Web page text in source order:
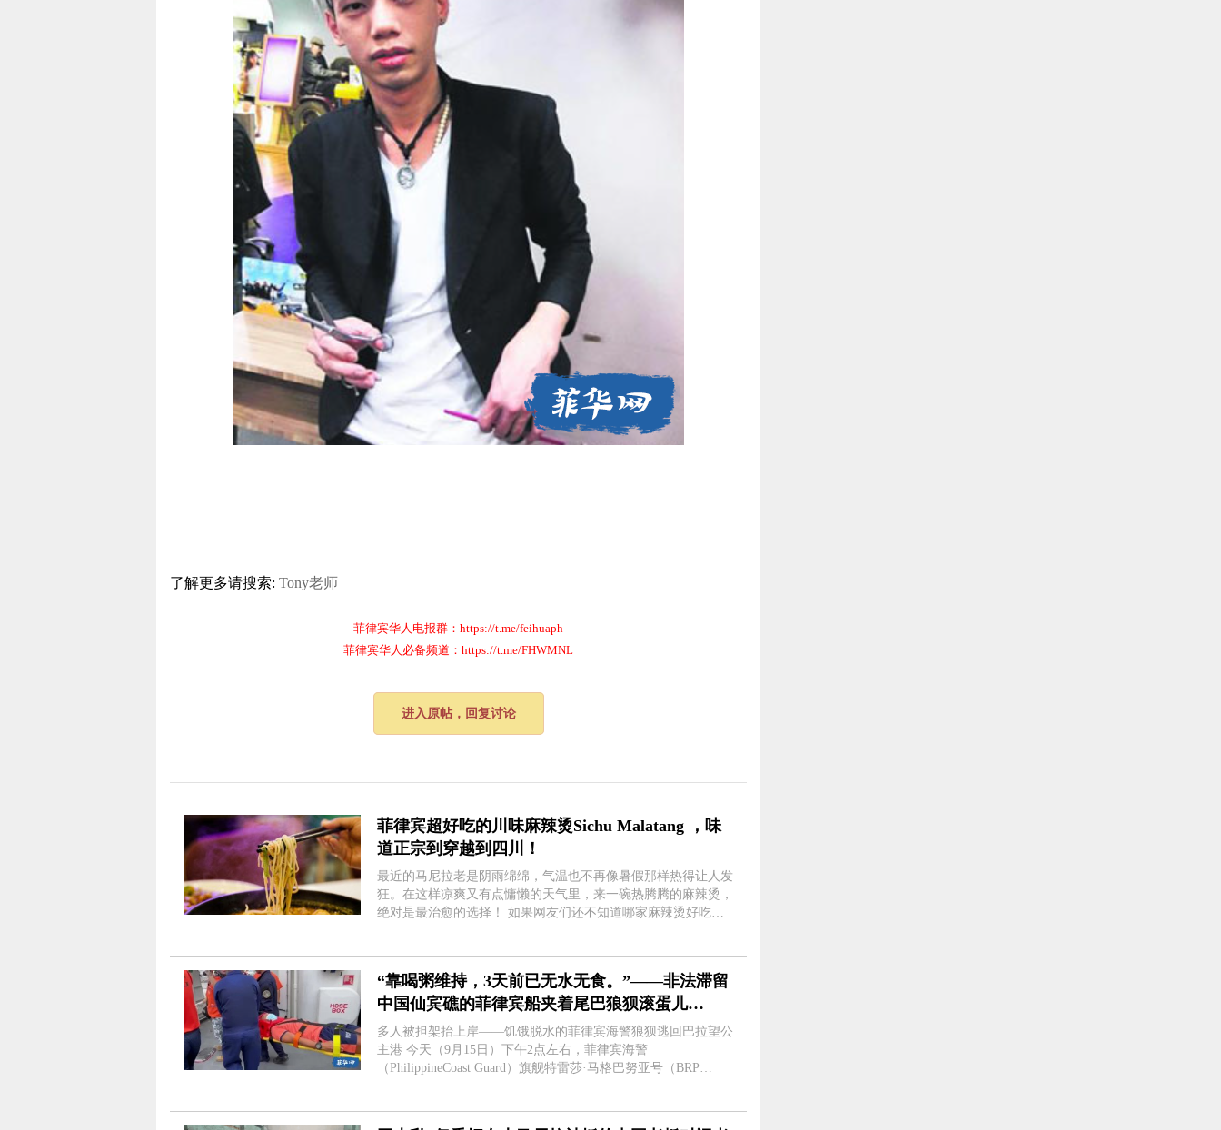
了解更多请搜索: Tony老师
菲律宾华人电报群：https://t.me/feihuaph
菲律宾华人必备频道：https://t.me/FHWMNL
进入原帖，回复讨论
菲律宾超好吃的川味麻辣烫Sichu Malatang ，味
道正宗到穿越到四川！
最近的马尼拉老是阴雨绵绵，气温也不再像暑假那样热得让人发
狂。在这样凉爽又有点慵懒的天气里，来一碗热腾腾的麻辣烫，
绝对是最治愈的选择！ 如果网友们还不知道哪家麻辣烫好吃，
“靠喝粥维持，3天前已无水无食。”——非法滞留
中国仙宾礁的菲律宾船夹着尾巴狼狈滚蛋儿
了！！！
多人被担架抬上岸——饥饿脱水的菲律宾海警狼狈逃回巴拉望公
主港 今天（9月15日）下午2点左右，菲律宾海警
（PhilippineCoast Guard）旗舰特雷莎·马格巴努亚号（BRP